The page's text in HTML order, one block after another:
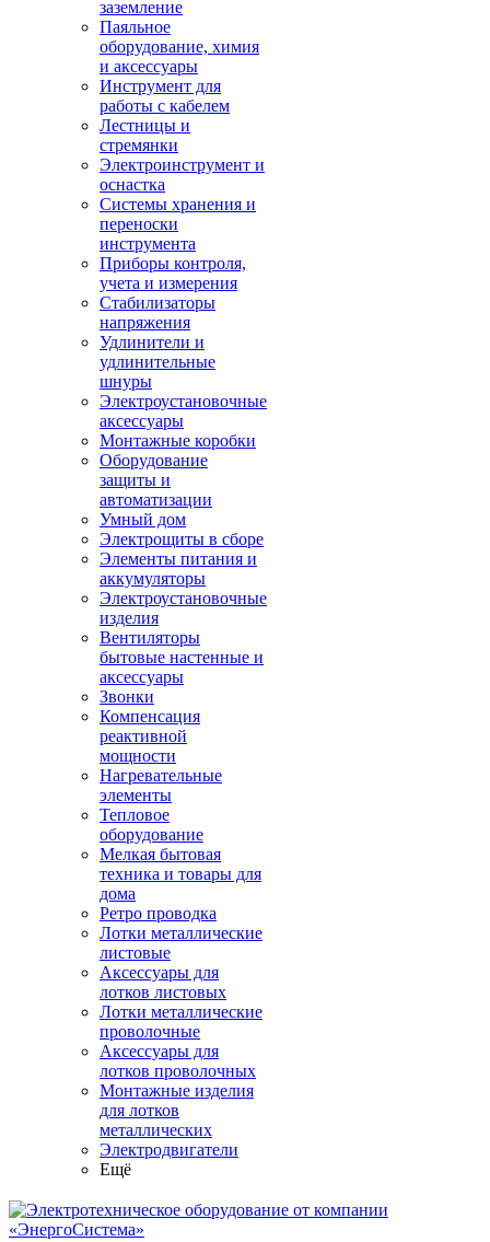
заземление
Паяльное
оборудование, химия
и аксессуары
Инструмент для
работы с кабелем
Лестницы и
стремянки
Электроинструмент и
оснастка
Системы хранения и
переноски
инструмента
Приборы контроля,
учета и измерения
Стабилизаторы
напряжения
Удлинители и
удлинительные
шнуры
Электроустановочные
аксессуары
Монтажные коробки
Оборудование
защиты и
автоматизации
Умный дом
Электрощиты в сборе
Элементы питания и
аккумуляторы
Электроустановочные
изделия
Вентиляторы
бытовые настенные и
аксессуары
Звонки
Компенсация
реактивной
мощности
Нагревательные
элементы
Тепловое
оборудование
Мелкая бытовая
техника и товары для
дома
Ретро проводка
Лотки металлические
листовые
Аксессуары для
лотков листовых
Лотки металлические
проволочные
Аксессуары для
лотков проволочных
Монтажные изделия
для лотков
металлических
Электродвигатели
Ещё